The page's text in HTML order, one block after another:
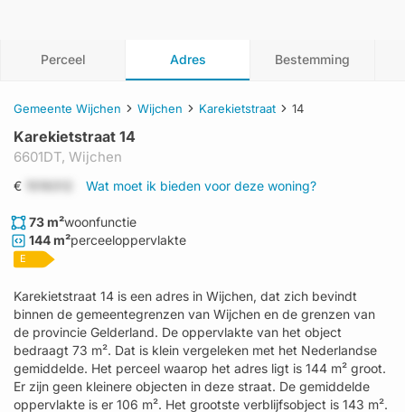
Perceel Adres Bestemming
Gemeente Wijchen Wijchen Karekietstraat 14
Karekietstraat 14
6601DT, Wijchen
€ Wat moet ik bieden voor deze woning?
73 m²woonfunctie
144 m²perceeloppervlakte
E
Karekietstraat 14 is een adres in Wijchen, dat zich bevindt
binnen de gemeentegrenzen van Wijchen en de grenzen van
de provincie Gelderland. De oppervlakte van het object
bedraagt 73 m². Dat is klein vergeleken met het Nederlandse
gemiddelde. Het perceel waarop het adres ligt is 144 m² groot.
Er zijn geen kleinere objecten in deze straat. De gemiddelde
oppervlakte is er 106 m². Het grootste verblijfsobject is 143 m².